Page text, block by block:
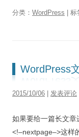
分类： WordPress | 标
WordPress
2015/10/06 发表评论
如果要给一篇长文章
<!–nextpage–>这样